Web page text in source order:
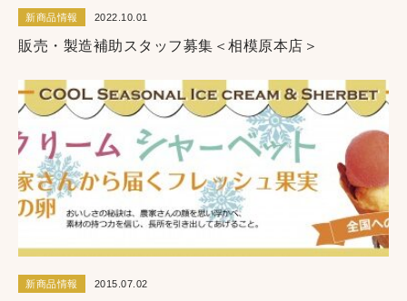
新商品情報 2022.10.01
販売・製造補助スタッフ募集＜相模原本店＞
新商品情報 2015.07.02